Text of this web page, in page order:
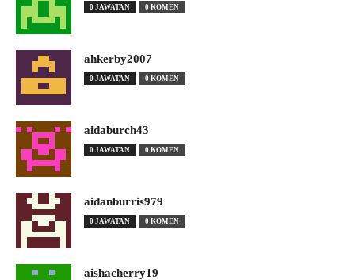
0 JAWATAN 0 KOMEN
ahkerby2007
0 JAWATAN 0 KOMEN
aidaburch43
0 JAWATAN 0 KOMEN
aidanburris979
0 JAWATAN 0 KOMEN
aishacherry19